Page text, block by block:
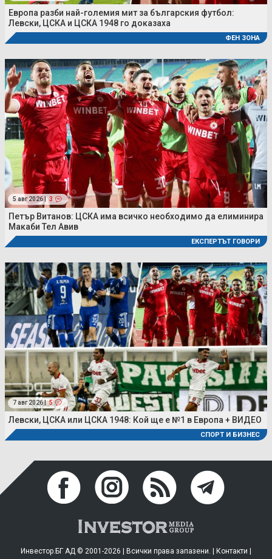
Европа разби най-големия мит за българския футбол:
Левски, ЦСКА и ЦСКА 1948 го доказаха
ФЕН ЗОНА
5 авг 2026 | 3
Петър Витанов: ЦСКА има всичко необходимо да елиминира
Макаби Тел Авив
ЕКСПЕРТЪТ ГОВОРИ
7 авг 2026 | 5
Левски, ЦСКА или ЦСКА 1948: Кой ще е №1 в Европа + ВИДЕО
СПОРТ И БИЗНЕС
Инвестор.БГ АД © 2001-2026 | Всички права запазени. | Контакти |